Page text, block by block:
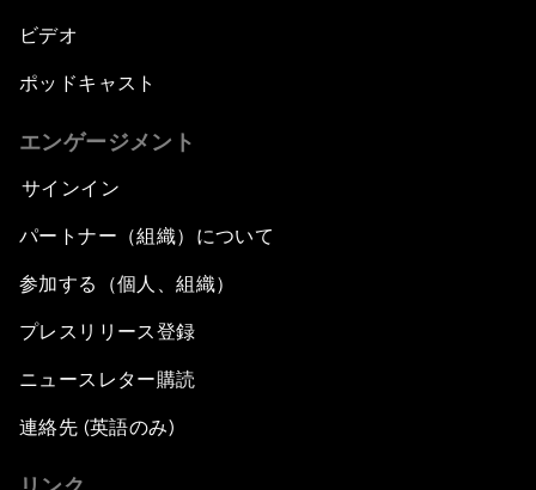
ビデオ
ポッドキャスト
エンゲージメント
サインイン
パートナー（組織）について
参加する（個人、組織）
プレスリリース登録
ニュースレター購読
連絡先 (英語のみ)